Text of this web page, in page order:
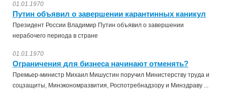
01.01.1970
Путин объявил о завершении карантинных каникул
Президент России Владимир Путин объявил о завершении
нерабочего периода в стране
01.01.1970
Ограничения для бизнеса начинают отменять?
Премьер-министр Михаил Мишустин поручил Министерству труда и
соцзащиты, Минэкономразвития, Роспотребнадзору и Минздраву ...